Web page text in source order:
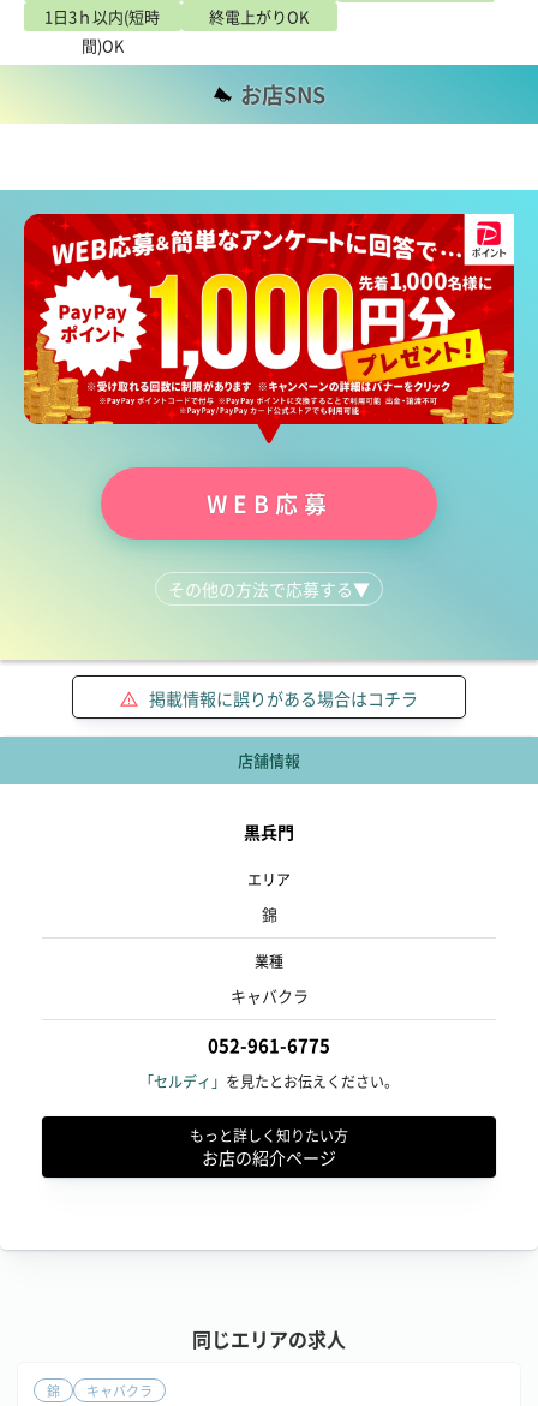
1日3ｈ以内(短時
間)OK
終電上がりOK
お店SNS
WEB応募
その他の方法で応募する▼
掲載情報に誤りがある場合はコチラ
店舗情報
黒兵門
エリア
錦
業種
キャバクラ
052-961-6775
「セルディ」 を見たとお伝えください。
もっと詳しく知りたい方
お店の紹介ページ
同じエリアの求人
錦 キャバクラ